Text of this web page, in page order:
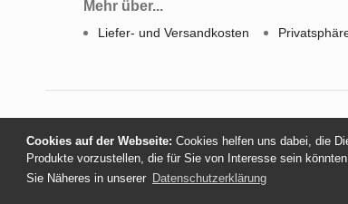
Cookies auf der Webseite: Cookies helfen uns dabei, die
Produkte vorzustellen, die für Sie von Interesse sein
Sie Näheres in unserer Datenschutzerklärung
Mehr über...
Liefer- und Versandkosten